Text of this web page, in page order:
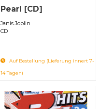
Pearl [CD]
Janis Joplin
CD
Auf Bestellung (Lieferung innert 7-
14 Tagen)